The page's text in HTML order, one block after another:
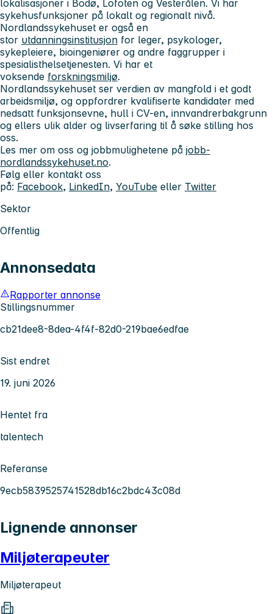
lokalisasjoner i Bodø, Lofoten og Vesterålen. Vi har
sykehusfunksjoner på lokalt og regionalt nivå.
Nordlandssykehuset er også en
stor utdanningsinstitusjon for leger, psykologer,
sykepleiere, bioingeniører og andre faggrupper i
spesialisthelsetjenesten. Vi har et
voksende forskningsmiljø.
Nordlandssykehuset ser verdien av mangfold i et godt
arbeidsmiljø, og oppfordrer kvalifiserte kandidater med
nedsatt funksjonsevne, hull i CV-en, innvandrerbakgrunn
og ellers ulik alder og livserfaring til å søke stilling hos
oss.
Les mer om oss og jobbmulighetene på jobb-
nordlandssykehuset.no.
Følg eller kontakt oss
på: Facebook, LinkedIn, YouTube eller Twitter
Sektor
Offentlig
Annonsedata
Rapporter annonse
Stillingsnummer
cb21dee8-8dea-4f4f-82d0-219bae6edfae
Sist endret
19. juni 2026
Hentet fra
talentech
Referanse
9ecb5839525741528db16c2bdc43c08d
Lignende annonser
Miljøterapeuter
Miljøterapeut